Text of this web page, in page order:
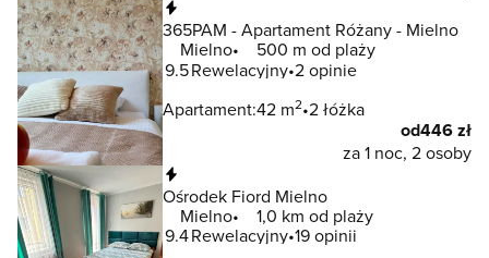
365PAM - Apartament Różany - Mielno
Mielno
500 m od plaży
9.5Rewelacyjny 2 opinie
Apartament:42 m2 2 łóżka
od446 zł
za 1 noc, 2 osoby
Ośrodek Fiord Mielno
Mielno
1,0 km od plaży
9.4Rewelacyjny 19 opinii